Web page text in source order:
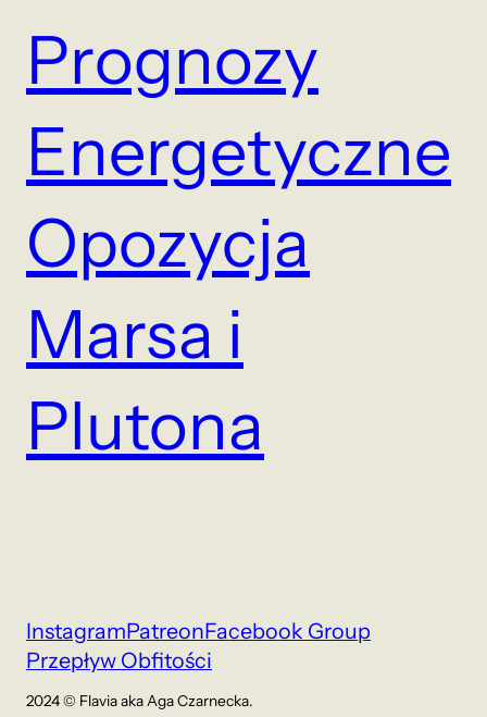
Prognozy
Energetyczne
Opozycja
Marsa i
Plutona
InstagramPatreonFacebook Group
Przepływ Obfitości
2024 © Flavia aka Aga Czarnecka.